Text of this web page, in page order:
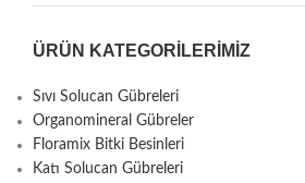
ÜRÜN KATEGORILERIMIZ
Sıvı Solucan Gübreleri
Organomineral Gübreler
Floramix Bitki Besinleri
Katı Solucan Gübreleri